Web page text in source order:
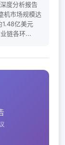
度分析报告
机市场规模达
1.48亿美元
链各环...